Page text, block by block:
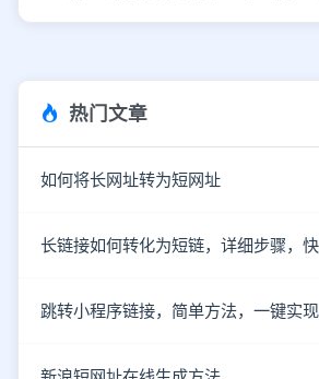
热门文章
如何将长网址转为短网址
长链接如何转化为短链，详细步骤，
跳转小程序链接，简单方法，一键实